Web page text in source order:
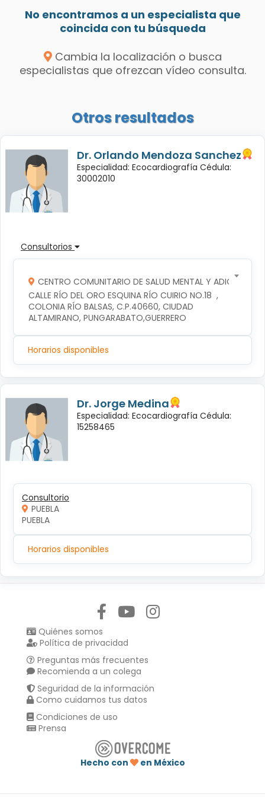
No encontramos a un especialista que
coincida con tu búsqueda
Cambia la localización o busca
especialistas que ofrezcan vídeo consulta.
Otros resultados
Dr. Orlando Mendoza Sanchez
Especialidad: Ecocardiografía Cédula:
30002010
Consultorios
CENTRO COMUNITARIO DE SALUD MENTAL Y
CALLE RÍO DEL ORO ESQUINA RÍO CUIRIO NO.18  ,
COLONIA RÍO BALSAS, C.P.40660, CIUDAD
ALTAMIRANO, PUNGARABATO,GUERRERO
Horarios disponibles
Dr. Jorge Medina
Especialidad: Ecocardiografía Cédula:
15258465
Consultorio
PUEBLA
PUEBLA
Horarios disponibles
Quiénes somos
Política de privacidad
Preguntas más frecuentes
Recomienda a un colega
Seguridad de la información
Como cuidamos tus datos
Condiciones de uso
Prensa
Hecho con
en México